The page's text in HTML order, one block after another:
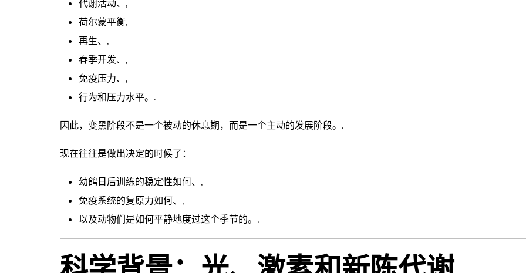
代谢活动、,
荷尔蒙平衡,
再生、,
春季开发、,
免疫压力、,
行为和压力水平。.
因此，变黑阶段不是一个被动的休息期，而是一个主动的发展阶段。.
现在往往是做出决定的时候了：
幼鸽日后训练的稳定性如何、,
免疫系统的复原力如何、,
以及动物们是如何平静地度过这个季节的。.